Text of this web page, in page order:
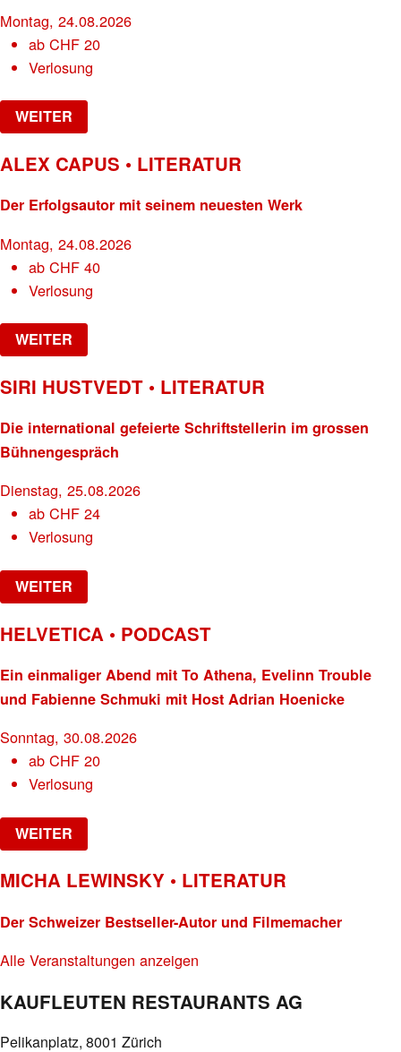
Montag, 24.08.2026
abCHF 20
Verlosung
WEITER
ALEX CAPUS • LITERATUR
Der Erfolgsautor mit seinem neuesten Werk
Montag, 24.08.2026
abCHF 40
Verlosung
WEITER
SIRI HUSTVEDT • LITERATUR
Die international gefeierte Schriftstellerin im grossen
Bühnengespräch
Dienstag, 25.08.2026
abCHF 24
Verlosung
WEITER
HELVETICA • PODCAST
Ein einmaliger Abend mit To Athena, Evelinn Trouble
und Fabienne Schmuki mit Host Adrian Hoenicke
Sonntag, 30.08.2026
abCHF 20
Verlosung
WEITER
MICHA LEWINSKY • LITERATUR
Der Schweizer Bestseller-Autor und Filmemacher
Alle Veranstaltungen anzeigen
KAUFLEUTEN RESTAURANTS AG
Pelikanplatz, 8001 Zürich